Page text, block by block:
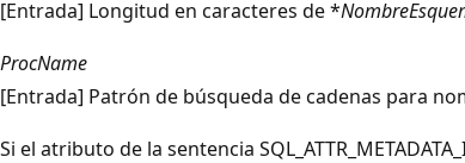
[Entrada] Longitud en caracteres de *
ProcName
[Entrada] Patrón de búsqueda de cadenas para
Si el atributo de la sentencia